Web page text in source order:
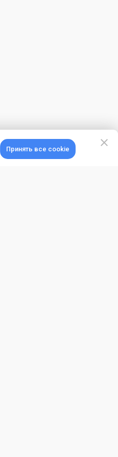
Принять все cookie